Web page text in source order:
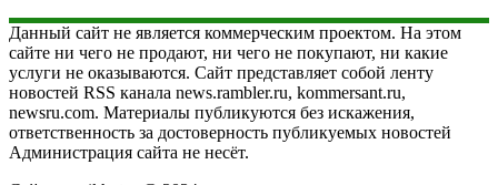
Данный сайт не является коммерческим проектом. На этом
сайте ни чего не продают, ни чего не покупают, ни какие
услуги не оказываются. Сайт представляет собой ленту
новостей RSS канала news.rambler.ru, kommersant.ru,
newsru.com. Материалы публикуются без искажения,
ответственность за достоверность публикуемых новостей
Администрация сайта не несёт.